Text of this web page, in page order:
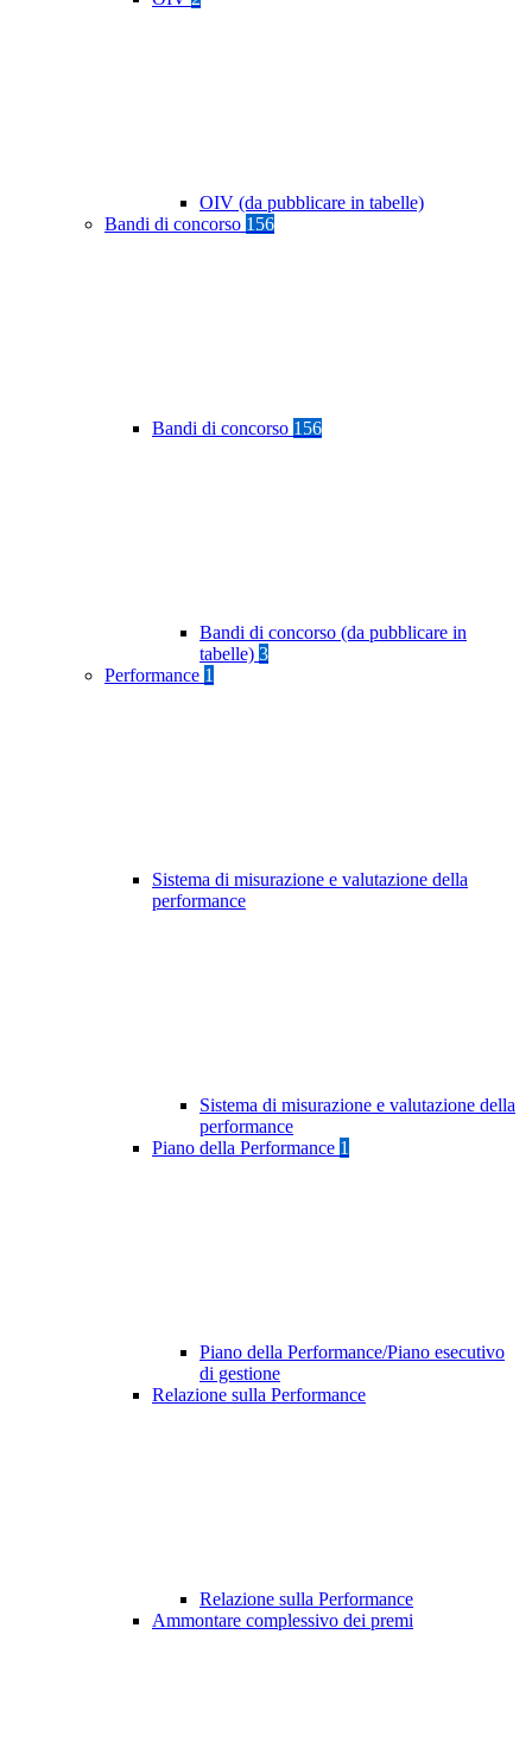
OIV (da pubblicare in tabelle)
Bandi di concorso 156
Bandi di concorso 156
Bandi di concorso (da pubblicare in
tabelle) 3
Performance 1
Sistema di misurazione e valutazione della
performance
Sistema di misurazione e valutazione della
performance
Piano della Performance 1
Piano della Performance/Piano esecutivo
di gestione
Relazione sulla Performance
Relazione sulla Performance
Ammontare complessivo dei premi